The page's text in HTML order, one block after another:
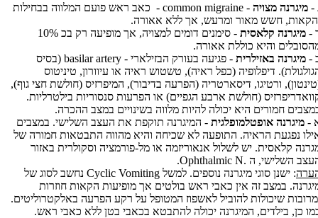
- מיגרנה מצויה -
common migraine - כאב ראש פועם המלווה בבחילות
חשש מאור ומרעש, אך ללא אאורה.
- מיגרנה קלאסית
- סימנים דומים למצויה, אך מופיעה רק בכ 10%
והיא כוללת אאורה.
- מיגרנה באזילרית - פגיעה בעורק הבזילארי - basilar artery (בסיס
דיפלופיה (כפל ראיה), טשטוש ראיה או עיוורון, טיניטוס
ורטיגו, דיסארטריה (הפרעה בדיבור), המיפרזיס (חולשת חצי גוף),
(חולשת ארבע הגפיים) או הפרעות סנסוריות בילטרליות.
חמורים היא יכולה להיות מלווה בשינויים במצב ההכרה.
- מיגרנה אופטלמופלגית - המיגרנה תוקפת את העצב השלישי. במצבים
נפגעת הראיה. התופעה לא שכיחה והיא מהווה התבטאות חמורה של
קלאסית. יש לשלול אנאוריזמה או מל-פורמציה וסקולרית באזור
השלישי, ה Ophthalmic N.
.
: ישנן סוגי מיגרנה נוספים. למשל Cyclic Vomiting נחשב לסוג של
במצב זה אין כאבי ראש בולטים אך מופיעות הקאות חוזרות
שיכולות להוביל לאשפוז המטופל על רקע הפרעה באלקטרוליטים.
כן, בילדים, המיגרנה יכולה להתבטא בכאבי בטן ללא כאבי ראש.